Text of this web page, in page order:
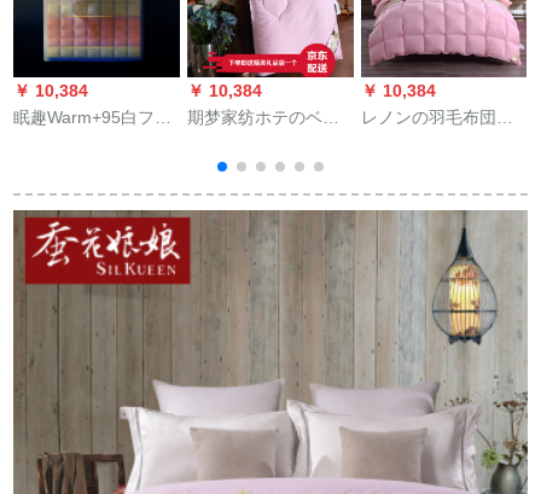
￥ 10,384
眠趣Warm+95白フザ
芯羽毛布団でありま
す。
￥ 10,384
期梦家纺ホテのベト
の糸を押えて春冬保
温して厚い羽毛布団
をプレスします。
￥ 10,384
レノンの羽毛布団は
1.8メトルの布団に固
められました。恋は
95白フザによって厚
くなった布団が加わ
った。冬にダンベル
のピンクは200 X 230
cmです。